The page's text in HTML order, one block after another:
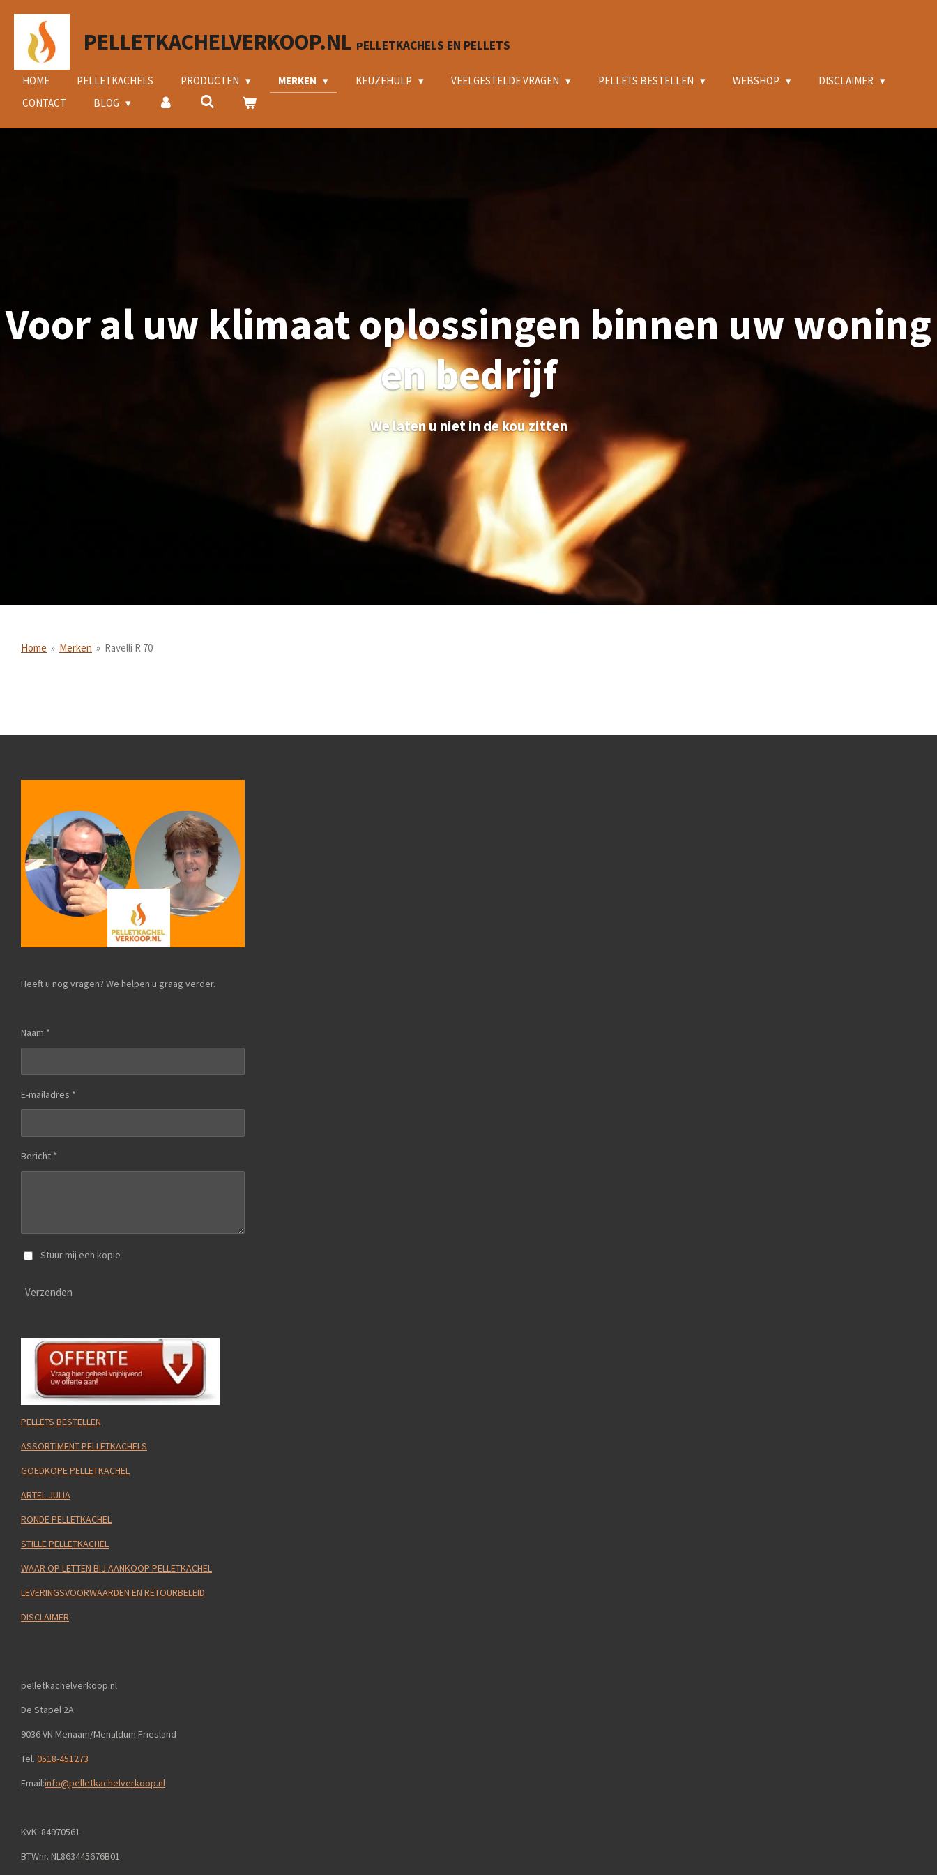
Ga
hoofdinhoud
PELLETKACHELVERKOOP.NL PELLETKACHELS EN PELLETS
HOME PELLETKACHELS PRODUCTEN MERKEN KEUZEHULP VEELGESTELDE VRAGEN PELLETS BESTELLEN WEBSHOP
DISCLAIMER
CONTACT
BLOG
Voor al uw klimaat oplossingen binnen uw woning
en bedrijf
We laten u niet in de kou zitten
Home » Merken » Ravelli R 70
Heeft u nog vragen? We helpen u graag verder.
Naam *
E-mailadres *
Bericht *
Stuur mij een kopie
Verzenden
PELLETS BESTELLEN
ASSORTIMENT PELLETKACHELS
GOEDKOPE PELLETKACHEL
ARTEL JULIA
RONDE PELLETKACHEL
STILLE PELLETKACHEL
WAAR OP LETTEN BIJ AANKOOP PELLETKACHEL
LEVERINGSVOORWAARDEN EN RETOURBELEID
DISCLAIMER
pelletkachelverkoop.nl
De Stapel 2A
9036 VN Menaam/Menaldum Friesland
Tel. 0518-451273
Email:info@pelletkachelverkoop.nl
KvK. 84970561
BTWnr. NL863445676B01